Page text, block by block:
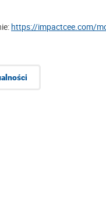
https://impactcee.com/